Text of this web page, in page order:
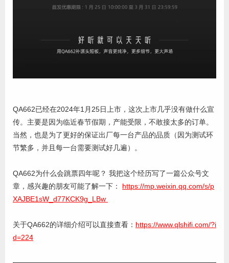
QA662已经在2024年1月25日上市，这次上市几乎没有做什么宣
传。主要是因为临近春节假期，产能受限，不敢接太多的订单。
当然，也是为了更好的保证出厂每一台产品的品质（因为测试环
节繁多，并且每一台需要测试好几遍）。
QA662为什么会跳票四年呢？ 我把这个经历写了一篇公众号文
章，感兴趣的朋友可能了解一下： https://mp.weixin.qq.com/s/p
XAJBE1sW_d77KCK9g_LBw
关于QA662的详细介绍可以直接查看： https://www.qlshifi.com/?i
d=224